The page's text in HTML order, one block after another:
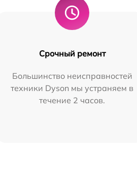
Срочный ремонт
Большинство неисправностей
техники Dyson мы устраняем в
течение 2 часов.